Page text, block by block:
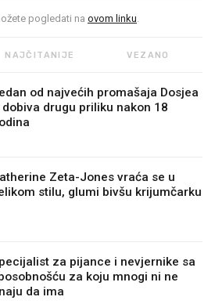
pogledati na ovom linku.
NAJČITANIJE VEZANO
od najvećih promašaja Dosjea
dobiva drugu priliku nakon 18
Zeta-Jones vraća se u
stilu, glumi bivšu krijumčarku
za pijance i nevjernike sa
za koju mnogi ni ne
da ima